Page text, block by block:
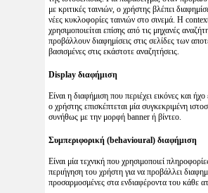
με κριτικές ταινιών, ο χρήστης βλέπει
νέες κυκλοφορίες ταινιών στο σινεμά. Η
χρησιμοποιείται επίσης από τις μηχανές
προβάλλουν διαφημίσεις στις σελίδες των
βασισμένες στις εκάστοτε αναζητήσεις.
Display διαφήμιση
Είναι η διαφήμιση που περιέχει εικόνες και ήχο
ο χρήστης επισκέπτεται μία συγκεκριμένη
συνήθως με την μορφή banner ή βίντεο.
Συμπεριφορική (behavioural) διαφήμιση
Είναι μία τεχνική που χρησιμοποιεί
περιήγηση του χρήστη για να προβάλλει
προσαρμοσμένες στα ενδιαφέροντα του κάθε